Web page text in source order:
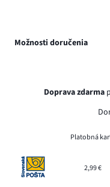
Možnosti doručenia
Doprava zdarma
Platobná
2,99 €